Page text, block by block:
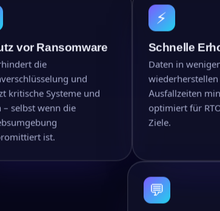
vor Ransomware
die
und
kritische Systeme und
– selbst wenn die
ist.
⚡
Schnelle
Daten in
wiederherstellen
Ausfallzeiten
optimiert für
Ziele.
💬